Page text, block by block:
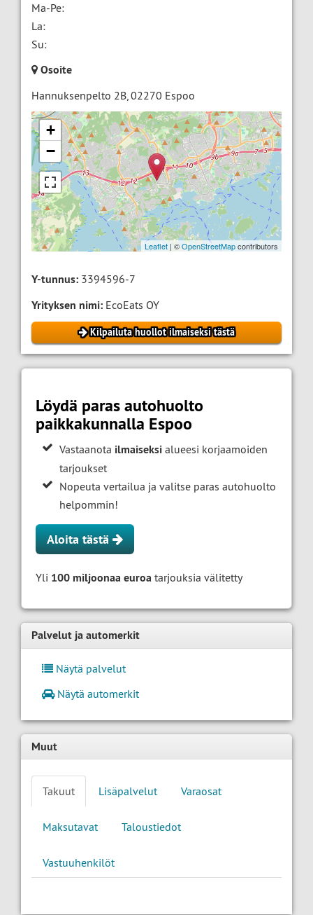
Ma-Pe:
La:
Su:
Osoite
Hannuksenpelto 2B,02270 Espoo
+
−
Leaflet | ©OpenStreetMapcontributors
Y-tunnus: 3394596-7
Yrityksen nimi: EcoEats OY
Kilpailuta huollot ilmaiseksi tästä
Löydä paras autohuolto
paikkakunnalla Espoo
Vastaanota ilmaiseksi alueesi korjaamoiden
tarjoukset
Nopeuta vertailua ja valitse paras autohuolto
helpommin!
Aloita tästä
Yli 100 miljoonaa euroa tarjouksia välitetty
Palvelut ja automerkit
Näytä palvelut
Näytä automerkit
Muut
Takuut Lisäpalvelut Varaosat
Maksutavat Taloustiedot
Vastuuhenkilöt